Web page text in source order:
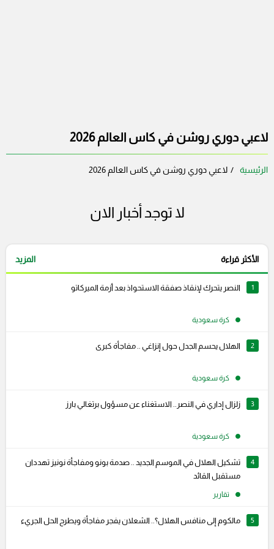
لاعبي دوري روشن في كاس العالم 2026
الرئيسية لاعبي دوري روشن في كاس العالم 2026
لا توجد أخبار الان
الأكثر قراءة المزيد
1 النصر يتحرك لإنقاذ صفقة الاستحواذ بعد أزمة الميركاتو
كرة سعودية
2 الهلال يحسم الجدل حول إنزاغي .. مفاجأة كبرى
كرة سعودية
3 زلزال إداري في النصر.. الاستغناء عن مسؤول برتغالي بارز
كرة سعودية
4
تشكيل الهلال في الموسم الجديد .. صدمة بونو ومفاجأة نونيز تهددان
مستقبل القائد
تقارير
5 مالكوم إلى منافس الهلال؟.. الشعلان يفجر مفاجأة ويطرح الحل الجريء